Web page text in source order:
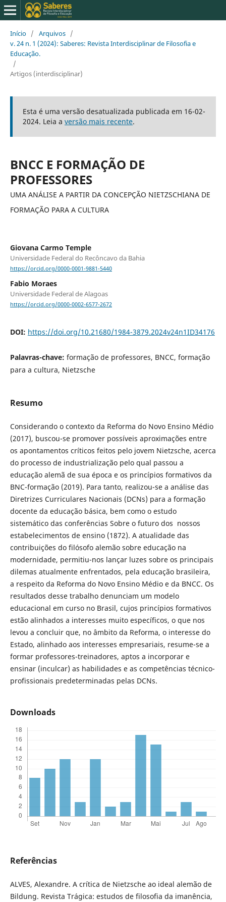
Início / Arquivos /
v. 24 n. 1 (2024): Saberes: Revista Interdisciplinar de Filosofia e
Educação.
/
Artigos (interdisciplinar)
Esta é uma versão desatualizada publicada em 16-02-
2024. Leia a versão mais recente.
BNCC E FORMAÇÃO DE
PROFESSORES
UMA ANÁLISE A PARTIR DA CONCEPÇÃO NIETZSCHIANA DE
FORMAÇÃO PARA A CULTURA
Giovana Carmo Temple
Universidade Federal do Recôncavo da Bahia
https://orcid.org/0000-0001-9881-5440
Fabio Moraes
Universidade Federal de Alagoas
https://orcid.org/0000-0002-6577-2672
DOI: https://doi.org/10.21680/1984-3879.2024v24n1ID34176
Palavras-chave: formação de professores, BNCC, formação
para a cultura, Nietzsche
Resumo
Considerando o contexto da Reforma do Novo Ensino Médio
(2017), buscou-se promover possíveis aproximações entre
os apontamentos críticos feitos pelo jovem Nietzsche, acerca
do processo de industrialização pelo qual passou a
educação alemã de sua época e os princípios formativos da
BNC-formação (2019). Para tanto, realizou-se a análise das
Diretrizes Curriculares Nacionais (DCNs) para a formação
docente da educação básica, bem como o estudo
sistemático das conferências Sobre o futuro dos nossos
estabelecimentos de ensino (1872). A atualidade das
contribuições do filósofo alemão sobre educação na
modernidade, permitiu-nos lançar luzes sobre os principais
dilemas atualmente enfrentados, pela educação brasileira,
a respeito da Reforma do Novo Ensino Médio e da BNCC. Os
resultados desse trabalho denunciam um modelo
educacional em curso no Brasil, cujos princípios formativos
estão alinhados a interesses muito específicos, o que nos
levou a concluir que, no âmbito da Reforma, o interesse do
Estado, alinhado aos interesses empresariais, resume-se a
formar professores-treinadores, aptos a incorporar e
ensinar (inculcar) as habilidades e as competências técnico-
profissionais predeterminadas pelas DCNs.
Downloads
Referências
ALVES, Alexandre. A crítica de Nietzsche ao ideal alemão de
Bildung. Revista Trágica: estudos de filosofia da imanência,